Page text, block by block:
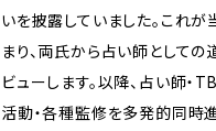
いを披露していました。これ
まり、両氏から占い師として
ビューします。以降、占い師
活動・各種監修を多発的同時